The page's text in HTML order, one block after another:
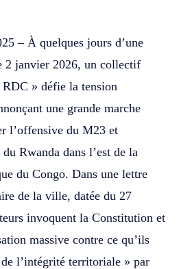
– À quelques jours d’une
2 janvier 2026, un collectif
» défie la tension
une grande marche
l’offensive du M23 et
Rwanda dans l’est de la
du Congo. Dans une lettre
de la ville, datée du 27
invoquent la Constitution et
massive contre ce qu’ils
l’intégrité territoriale » par